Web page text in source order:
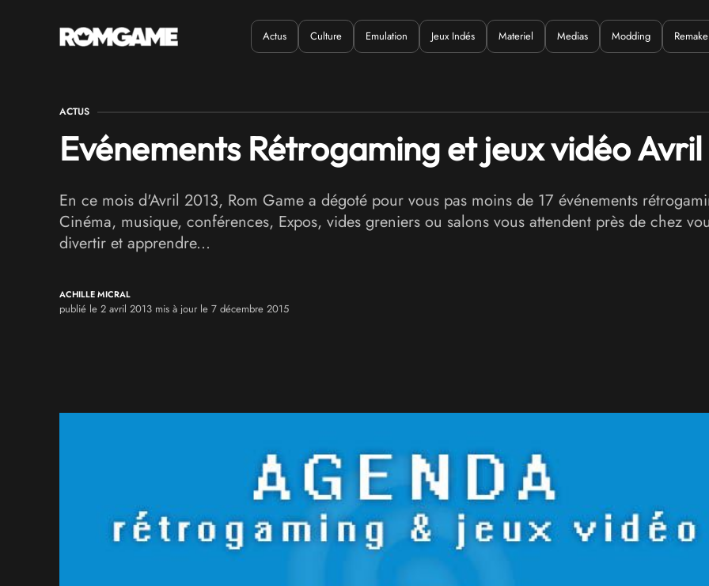
Quand ? Où ? Quoi ?
Actus Culture Emulation Jeux Indés Materiel Medias Modding Remake
ACTUS
Evénements Rétrogaming et jeux vidéo Avril
En ce mois d'Avril 2013, Rom Game a dégoté pour vous pas moins de 17 événements
Cinéma, musique, conférences, Expos, vides greniers ou salons vous attendent près de chez
divertir et apprendre...
ACHILLE MICRAL
publié le 2 avril 2013 mis à jour le 7 décembre 2015